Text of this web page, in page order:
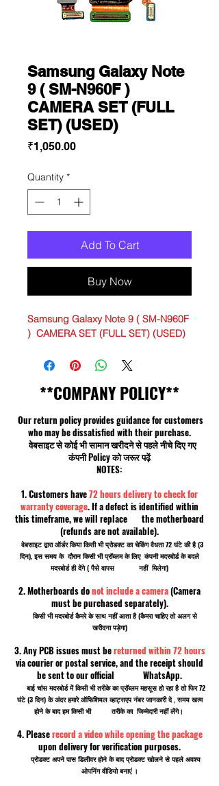
Samsung Galaxy Note
9 ( SM-N960F )
CAMERA SET (FULL
SET) (USED)
₹1,050.00Price
Quantity *
Add To Cart
Buy Now
Samsung Galaxy Note 9 ( SM-N960F
) CAMERA SET (FULL SET) (USED)
**COMPANY POLICY**
Our return policy provides guidance for customers
who may be dissatisfied with their purchase.
वेबसाइट से कोई भी सामान खरीदने से पहले नीचे दिए गए
कंपनी Policy को जरूर पढ़ें
NOTES:
1. Customers have72 hours delivery to check for
warranty coverage. If a defect is identified within
this timeframe, we will replace the motherboard
(refunds are not available).
वेबसाइट द्वारा ऑर्डर किया किसी भी प्रोडक्ट का चेकिंग वैधता 72 घंटे की है (3
दिन), इस समय के दौरान किसी भी प्रॉब्लम के लिए कंपनी मदरबोर्ड के बदले
मदरबोर्ड ही देंगे ( पैसे वापस नहीं मिलेगा)
2. Motherboards donot include a camera(Camera
must be purchased separately).
किसी भी मदरबोर्ड कैमरे के साथ नहीं आता है (कैमरा चाहिए तो अलग से
खरीदना पड़ेगा)
3. Any PCB issues must bereturned within 72 hours
via courier or postal service, and the receipt should
be sent to our official WhatsApp.
बाई चांस मदरबोर्ड में किसी भी तरीके का प्रॉब्लम महसूस हो रहा है तो फिर 72
घंटे (3 दिन) के अंदर हमारे ऑफिशियल व्हाट्सएप नंबर जानकारी दे , समय खत्म
होने के बाद हम किसी भी तरीके का जिम्मेदारी नहीं लेंगे।
4. Pleaserecord a video while opening the package
upon delivery for verification purposes.
प्रोडक्ट अपने पास डिलीवर होने के बाद प्रोडक्ट खोलने से पहले अवश्य
ओपनिंग वीडियो बनाएं ।